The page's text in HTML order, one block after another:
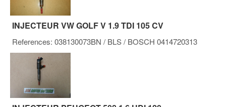
INJECTEUR VW GOLF V 1.9 TDI 105 CV
References: 038130073BN / BLS/ BOSCH 0414720313